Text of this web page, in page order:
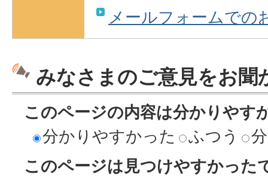
メールフォームでの
みなさまのご意見をお聞
このページの内容は分かりやす
分かりやすかった
ふつう
このページは見つけやすかった